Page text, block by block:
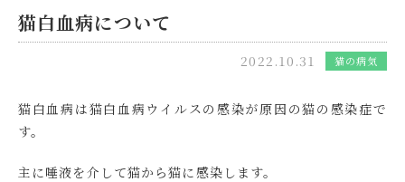
猫白血病について
2022.10.31 猫の病気
猫白血病は猫白血病ウイルスの感染が原因の猫の感染症で
す。
主に唾液を介して猫から猫に感染します。